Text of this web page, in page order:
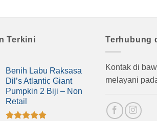
Terkini
Benih Labu Raksasa
Dil’s Atlantic Giant
Pumpkin 2 Biji – Non
Retail
Terhubung
Kontak di
melayani